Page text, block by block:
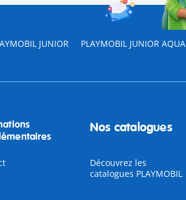
JUNIOR PLAYMOBIL JUNIOR AQUA
Nos catalogues
Découvrez les
catalogues PLAYMOBIL